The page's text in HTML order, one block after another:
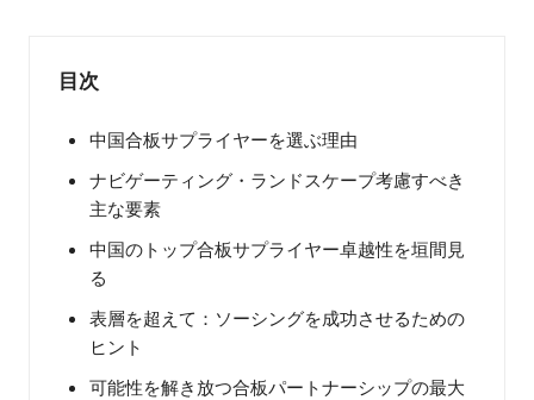
目次
中国合板サプライヤーを選ぶ理由
ナビゲーティング・ランドスケープ考慮すべき
主な要素
中国のトップ合板サプライヤー卓越性を垣間見
る
表層を超えて：ソーシングを成功させるための
ヒント
可能性を解き放つ合板パートナーシップの最大